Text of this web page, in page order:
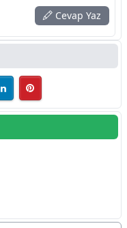
Cevap Yaz